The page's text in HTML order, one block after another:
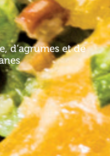
d’agrumes et de